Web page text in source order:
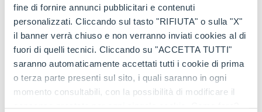
fine di fornire annunci pubblicitari e contenuti
personalizzati. Cliccando sul tasto "RIFIUTA" o sulla "X"
il banner verrà chiuso e non verranno inviati cookies al di
fuori di quelli tecnici. Cliccando su "ACCETTA TUTTI"
saranno automaticamente accettati tutti i cookie di prima
o terza parte presenti sul sito, i quali saranno in ogni
momento consultabili, con la possibilità di modificare il
consenso prestato per ogni singolo cookie. Come fare?